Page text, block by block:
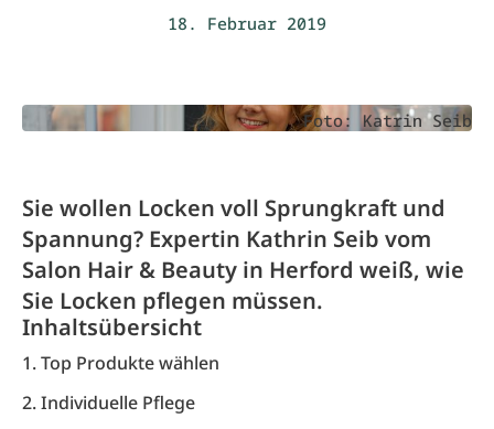
18. Februar 2019
Foto: Katrin Seib
Sie wollen Locken voll Sprungkraft und
Spannung? Expertin Kathrin Seib vom
Salon Hair & Beauty in Herford weiß, wie
Sie Locken pflegen müssen.
Inhaltsübersicht
1. Top Produkte wählen
2. Individuelle Pflege